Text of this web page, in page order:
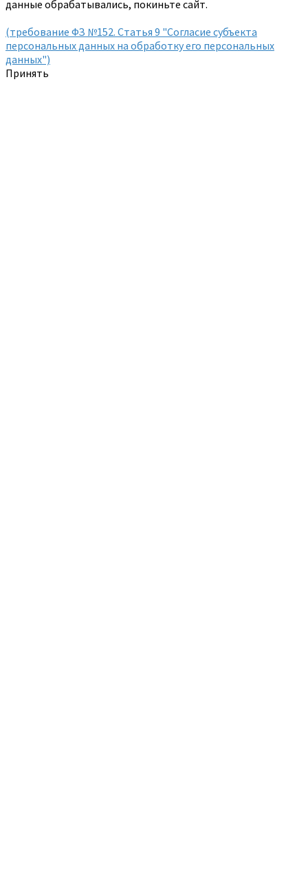
данные обрабатывались, покиньте сайт.
(требование ФЗ №152. Статья 9 "Согласие субъекта
персональных данных на обработку его персональных
данных")
Принять